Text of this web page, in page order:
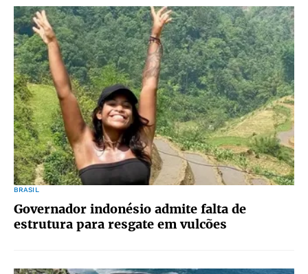
BRASIL
Governador indonésio admite falta de
estrutura para resgate em vulcões